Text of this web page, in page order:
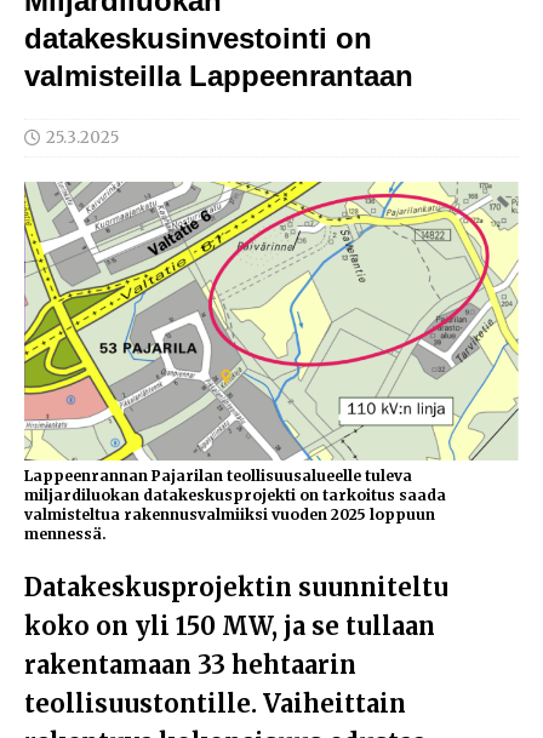
datakeskusinvestointi on
valmisteilla Lappeenrantaan
25.3.2025
Lappeenrannan Pajarilan teollisuusalueelle tuleva
miljardiluokan datakeskusprojekti on tarkoitus saada
valmisteltua rakennusvalmiiksi vuoden 2025 loppuun
mennessä.
Datakeskusprojektin suunniteltu
koko on yli 150 MW, ja se tullaan
rakentamaan 33 hehtaarin
teollisuustontille. Vaiheittain